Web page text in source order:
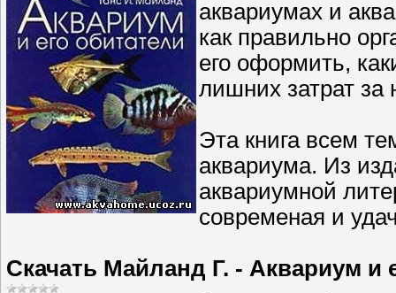
аквариумах и
как правильно
его оформить,
лишних затрат за
Эта книга всем
аквариума. Из
аквариумной
современая и
Скачать Майланд Г. - Аквариум и